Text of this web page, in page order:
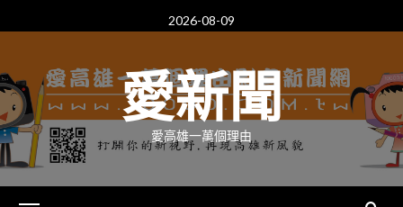
to
2026-08-09
愛新聞
愛高雄一萬個理由